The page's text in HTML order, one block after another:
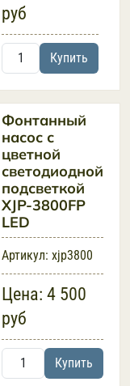
руб
Купить
Фонтанный
насос с
цветной
светодиодной
подсветкой
XJP-3800FP
LED
Артикул: xjp3800
Цена: 4 500
руб
Купить